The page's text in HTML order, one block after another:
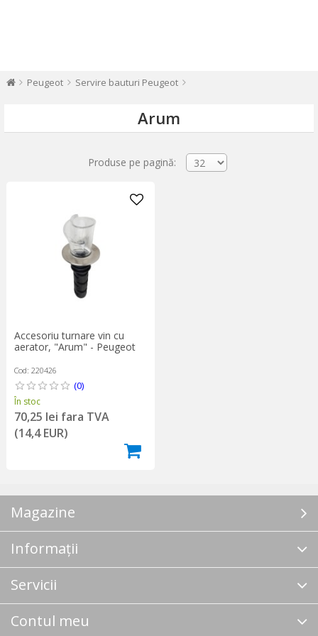
Peugeot Servire bauturi Peugeot
Arum
Produse pe pagină:
Accesoriu turnare vin cu
aerator, "Arum" - Peugeot
Cod: 220426
(0)
În stoc
70,25 lei fara TVA
(14,4 EUR)
Magazine
Informații
Servicii
Contul meu